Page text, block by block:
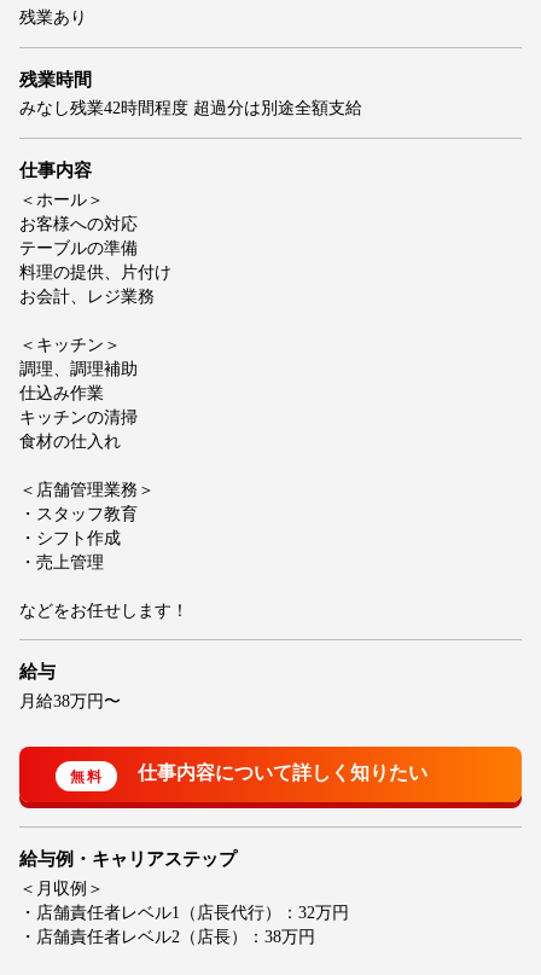
残業あり
残業時間
みなし残業42時間程度 超過分は別途全額支給
仕事内容
＜ホール＞
お客様への対応
テーブルの準備
料理の提供、片付け
お会計、レジ業務
＜キッチン＞
調理、調理補助
仕込み作業
キッチンの清掃
食材の仕入れ
＜店舗管理業務＞
・スタッフ教育
・シフト作成
・売上管理
などをお任せします！
給与
月給38万円〜
給与例・キャリアステップ
＜月収例＞
・店舗責任者レベル1（店長代行）：32万円
・店舗責任者レベル2（店長）：38万円